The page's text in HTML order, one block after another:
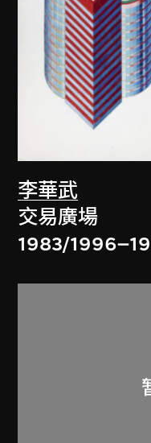
李華武
交易廣場
1983/